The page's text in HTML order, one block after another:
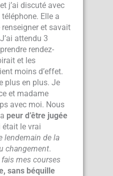
j’ai discuté avec
Elle a
et savait
attendu 3
rendez-
et les
moins d’effet.
plus en plus. Je
et madame
avec moi. Nous
peur d’être jugée
était le vrai
lendemain de la
changement.
fais mes courses
sans béquille